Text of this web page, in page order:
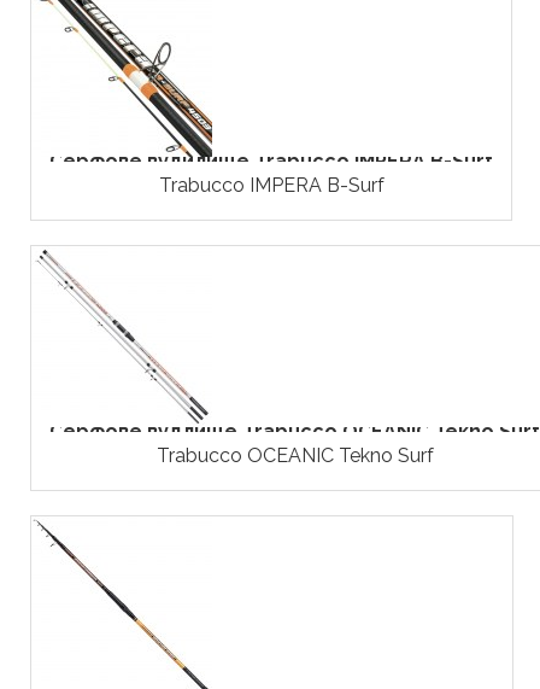
Серфове вудилище Trabucco IMPERA B-Surf
Trabucco IMPERA B-Surf
Серфове вудлище Trabucco OCEANIC Tekno Surf
Trabucco OCEANIC Tekno Surf